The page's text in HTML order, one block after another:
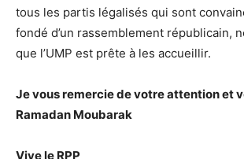
tous les partis légalisés qui sont
fondé d’un rassemblement républicain,
que l’UMP est prête à les accueillir.
Je vous remercie de votre attention et
Ramadan Moubarak
Vive le RPP